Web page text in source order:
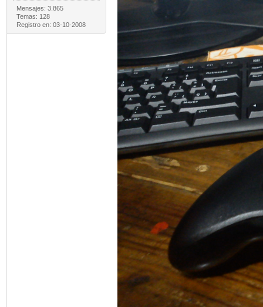
Mensajes: 3.865
Temas: 128
Registro en: 03-10-2008